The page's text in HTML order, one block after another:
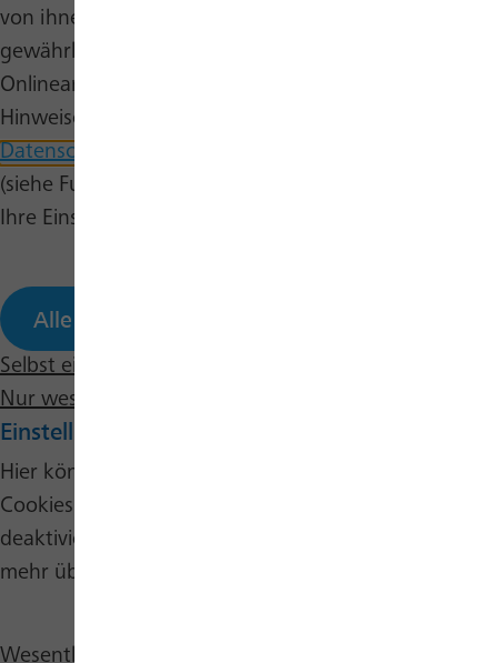
von ihnen sind wesentlich, um die Funktionalität zu
gewährleisten, während andere uns helfen, unser
Onlineangebot stetig zu verbessern. Nähere
Hinweise erhalten Sie in unserer
Datenschutzerklärung
(siehe Fußbereich). Sie können dort auch jederzeit
Ihre Einstellungen selbst bearbeiten.
Alle annehmen
Selbst einstellen
Nur wesentliche Cookies annehmen
Einstellungen bearbeiten
Hier können Sie verschiedene Kategorien von
Cookies auf dieser Website auswählen oder
deaktivieren. Per Klick auf das Info-Icon können Sie
mehr über die verschiedenen Cookies erfahren.
Wesentliche Cookies